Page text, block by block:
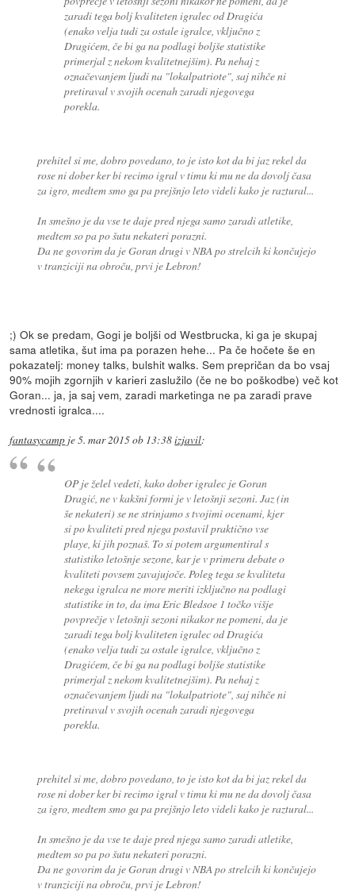
zaradi tega bolj kvaliteten igralec od Dragića
(enako velja tudi za ostale igralce, vključno z
Dragićem, če bi ga na podlagi boljše statistike
primerjal z nekom kvalitetnejšim). Pa nehaj z
označevanjem ljudi na "lokalpatriote", saj nihče ni
pretiraval v svojih ocenah zaradi njegovega
porekla.
prehitel si me, dobro povedano, to je isto kot da bi jaz rekel da
rose ni dober ker bi recimo igral v timu ki mu ne da dovolj časa
za igro, medtem smo ga pa prejšnjo leto videli kako je raztural...
In smešno je da vse te daje pred njega samo zaradi atletike,
medtem so pa po šutu nekateri porazni.
Da ne govorim da je Goran drugi v NBA po strelcih ki končujejo
v tranziciji na obroču, prvi je Lebron!
;) Ok se predam, Gogi je boljši od Westbrucka, ki ga je skupaj
sama atletika, šut ima pa porazen hehe... Pa če hočete še en
pokazatelj: money talks, bulshit walks. Sem prepričan da bo vsaj
90% mojih zgornjih v karieri zaslužilo (če ne bo poškodbe) več kot
Goran... ja, ja saj vem, zaradi marketinga ne pa zaradi prave
vrednosti igralca....
fantasycamp je5. mar 2015 ob 13:38izjavil:
OP je želel vedeti, kako dober igralec je Goran
Dragić, ne v kakšni formi je v letošnji sezoni. Jaz (in
še nekateri) se ne strinjamo s tvojimi ocenami, kjer
si po kvaliteti pred njega postavil praktično vse
playe, ki jih poznaš. To si potem argumentiral s
statistiko letošnje sezone, kar je v primeru debate o
kvaliteti povsem zavajujoče. Poleg tega se kvaliteta
nekega igralca ne more meriti izključno na podlagi
statistike in to, da ima Eric Bledsoe 1 točko višje
povprečje v letošnji sezoni nikakor ne pomeni, da je
zaradi tega bolj kvaliteten igralec od Dragića
(enako velja tudi za ostale igralce, vključno z
Dragićem, če bi ga na podlagi boljše statistike
primerjal z nekom kvalitetnejšim). Pa nehaj z
označevanjem ljudi na "lokalpatriote", saj nihče ni
pretiraval v svojih ocenah zaradi njegovega
porekla.
prehitel si me, dobro povedano, to je isto kot da bi jaz rekel da
rose ni dober ker bi recimo igral v timu ki mu ne da dovolj časa
za igro, medtem smo ga pa prejšnjo leto videli kako je raztural...
In smešno je da vse te daje pred njega samo zaradi atletike,
medtem so pa po šutu nekateri porazni.
Da ne govorim da je Goran drugi v NBA po strelcih ki končujejo
v tranziciji na obroču, prvi je Lebron!